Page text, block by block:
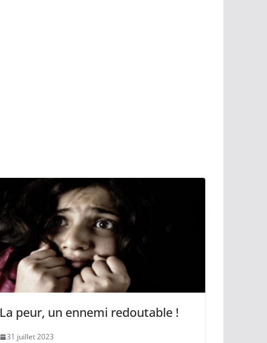
La peur, un ennemi redoutable !
31 juillet 2023